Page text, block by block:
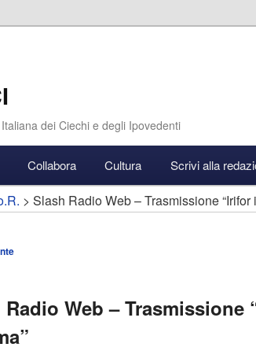
dei Ciechi e degli Ipovedenti
Collabora Cultura Scrivi alla
> Slash Radio Web – Trasmissione “Irifor
Radio Web – Trasmissione